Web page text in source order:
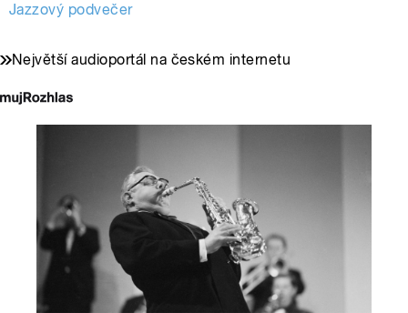
Jazzový podvečer
Největší audioportál na českém internetu